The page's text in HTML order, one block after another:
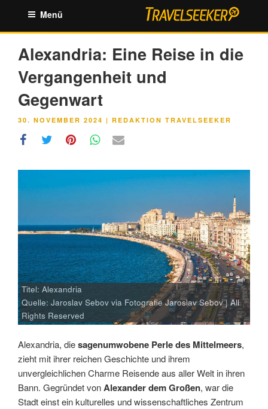
springen
Menü
Alexandria: Eine Reise in die
Vergangenheit und
Gegenwart
VERÖFFENTLICHT
30. NOVEMBER 2024 | REDAKTION TRAVELSEEKER
Titel: Alexandria
Quelle: Jaroslav Sebov via Fotografie Jaroslav Sebov | All
Rights Reserved
Alexandria, diesagenumwobene Perle des Mittelmeers,
zieht mit ihrer reichen Geschichte und ihrem
unvergleichlichen Charme Reisende aus aller Welt in ihren
Bann. Gegründet vonAlexander dem Großen, war die
Stadt einst ein kulturelles und wissenschaftliches Zentrum